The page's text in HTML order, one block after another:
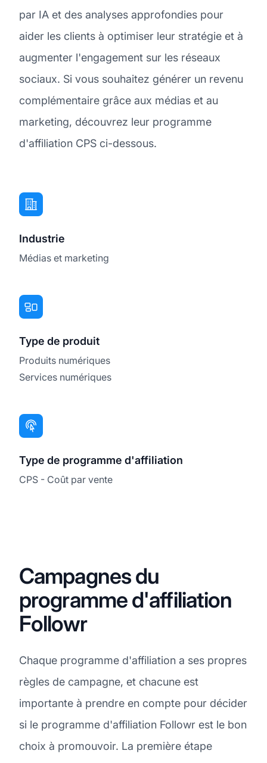
par IA et des analyses approfondies pour
aider les clients à optimiser leur stratégie et à
augmenter l'engagement sur les réseaux
sociaux. Si vous souhaitez générer un revenu
complémentaire grâce aux médias et au
marketing, découvrez leur programme
d'affiliation CPS ci-dessous.
Industrie
Médias et marketing
Type de produit
Produits numériques
Services numériques
Type de programme d'affiliation
CPS - Coût par vente
Campagnes du
programme d'affiliation
Followr
Chaque programme d'affiliation a ses propres
règles de campagne, et chacune est
importante à prendre en compte pour décider
si le programme d'affiliation Followr est le bon
choix à promouvoir. La première étape